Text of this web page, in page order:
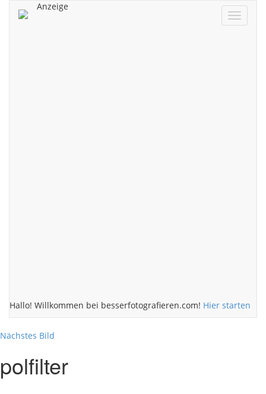
ein/aus
Anzeige
Hallo! Willkommen bei besserfotografieren.com! Hier starten
Nächstes Bild
polfilter